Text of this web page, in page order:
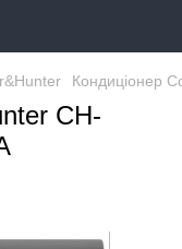
Кондиціонер
CH-